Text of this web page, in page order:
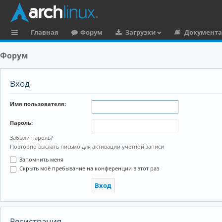
ы
и
Главная Форум Загрузки
Форум
Вход
Имя пользователя:
Пароль:
Забыли пароль?
Повторно выслать письмо для активации учётной записи
Запомнить меня
Скрыть моё пребывание на конференции в этот раз